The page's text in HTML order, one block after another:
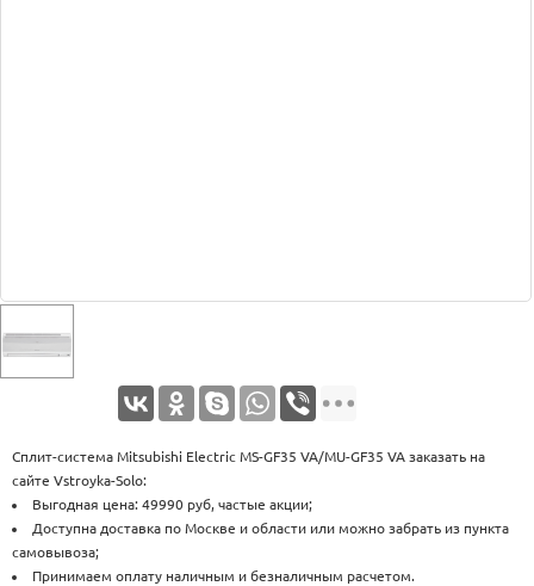
Сплит-система Mitsubishi Electric MS-GF35 VA/MU-GF35 VA заказать на
сайте Vstroyka-Solo:
Выгодная цена: 49990 руб, частые акции;
Доступна доставка по Москве и области или можно забрать из пункта
самовывоза;
Принимаем оплату наличным и безналичным расчетом.